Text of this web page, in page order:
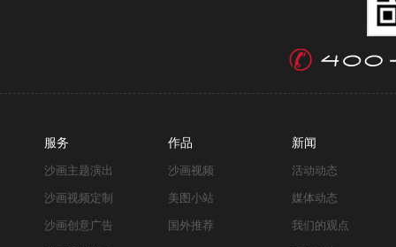
服务
沙画主题演出
沙画视频定制
沙画创意广告
作品
沙画视频
美图小站
国外推荐
新闻
活动动态
媒体动态
我们的观点